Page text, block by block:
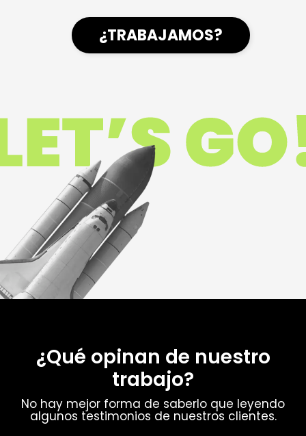
¿TRABAJAMOS?
¿Qué opinan de nuestro
trabajo?
No hay mejor forma de saberlo que leyendo
algunos testimonios de nuestros clientes.